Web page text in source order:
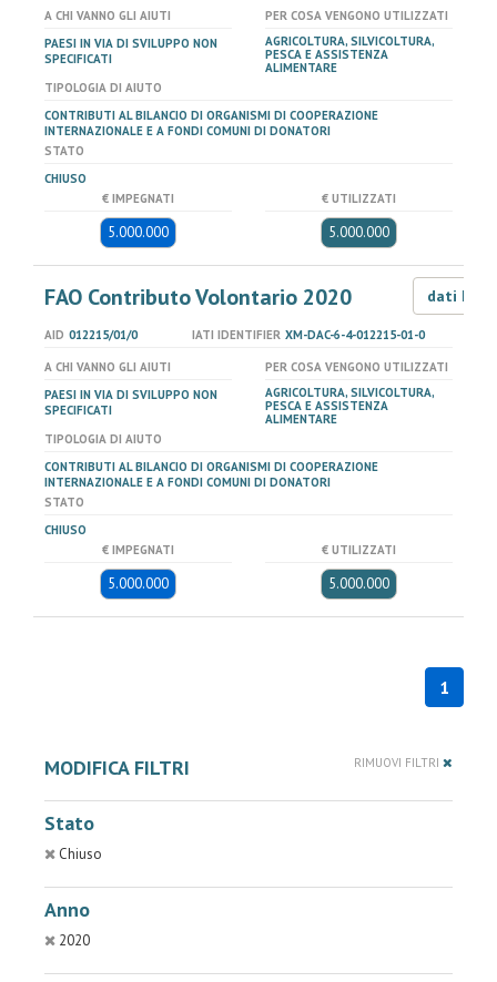
A CHI VANNO GLI AIUTI
PAESI IN VIA DI SVILUPPO NON
SPECIFICATI
PER COSA VENGONO UTILIZZATI
AGRICOLTURA, SILVICOLTURA,
PESCA E ASSISTENZA
ALIMENTARE
TIPOLOGIA DI AIUTO
CONTRIBUTI AL BILANCIO DI ORGANISMI DI COOPERAZIONE
INTERNAZIONALE E A FONDI COMUNI DI DONATORI
STATO
CHIUSO
€ IMPEGNATI
5.000.000
€ UTILIZZATI
5.000.000
FAO Contributo Volontario 2020 dati LOD
AID 012215/01/0 IATI IDENTIFIER XM-DAC-6-4-012215-01-0
A CHI VANNO GLI AIUTI
PAESI IN VIA DI SVILUPPO NON
SPECIFICATI
PER COSA VENGONO UTILIZZATI
AGRICOLTURA, SILVICOLTURA,
PESCA E ASSISTENZA
ALIMENTARE
TIPOLOGIA DI AIUTO
CONTRIBUTI AL BILANCIO DI ORGANISMI DI COOPERAZIONE
INTERNAZIONALE E A FONDI COMUNI DI DONATORI
STATO
CHIUSO
€ IMPEGNATI
5.000.000
€ UTILIZZATI
5.000.000
1
MODIFICA FILTRI RIMUOVI FILTRI
Stato
Chiuso
Anno
2020